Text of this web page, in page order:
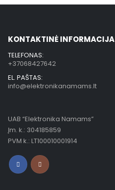
KONTAKTINĖ INFORMACIJA
TELEFONAS:
+37068427642
EL. PAŠTAS:
info@elektronikanamams.lt
UAB “Elektronika Namams”
Įm. k.: 304185859
PVM k.: LT100010001914